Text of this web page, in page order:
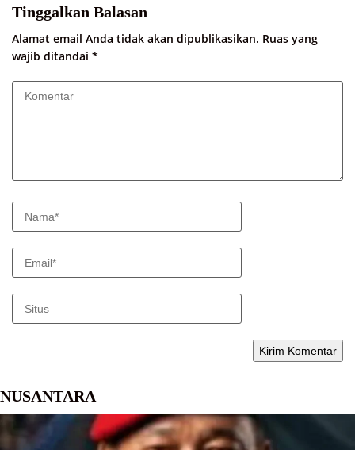
Tinggalkan Balasan
Alamat email Anda tidak akan dipublikasikan. Ruas yang
wajib ditandai *
NUSANTARA